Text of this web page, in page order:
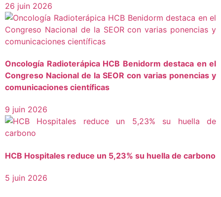
26 juin 2026
Oncología Radioterápica HCB Benidorm destaca en el
Congreso Nacional de la SEOR con varias ponencias y
comunicaciones científicas
9 juin 2026
HCB Hospitales reduce un 5,23% su huella de carbono
5 juin 2026